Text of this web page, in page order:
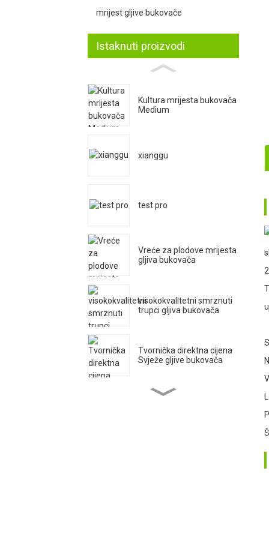
mrijest gljive bukovače
Istaknuti proizvodi
Kultura mrijesta bukovača
Medium
xianggu
test pro
Vreće za plodove mrijesta
gljiva bukovača
visokokvalitetni smrznuti
trupci gljiva bukovača
Tvornička direktna cijena
Svježe gljive bukovača
Pleurotus Ostreatu mrijest